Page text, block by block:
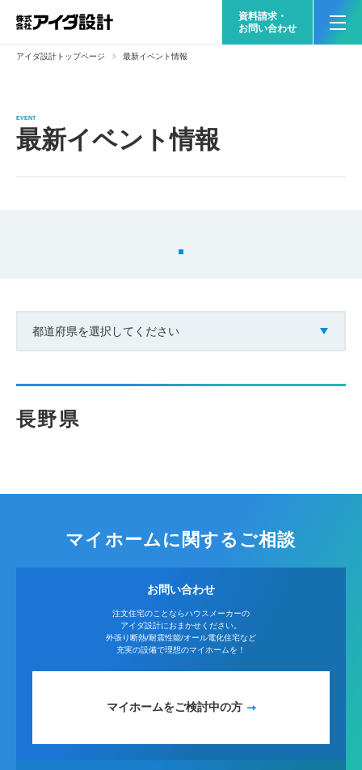
資料請求・
お問い合わせ
アイダ設計トップページ 最新イベント情報
最新イベント情報
EVENT
都道府県を選択してください
長野県
マイホームに関するご相談
お問い合わせ
注文住宅のことならハウスメーカーの
アイダ設計におまかせください。
外張り断熱/耐震性能/オール電化住宅など
充実の設備で理想のマイホームを！
マイホームをご検討中の方